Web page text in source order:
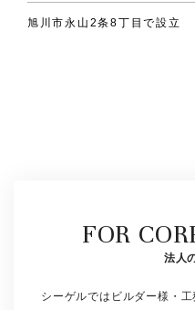
旭川市永山2条8丁目で設立
FOR
法人
シーゲルではビルダー様・